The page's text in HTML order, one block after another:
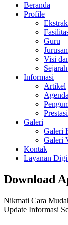
Beranda
Profile
Guru
Jurusan
Visi
Informasi
Artikel
Agenda
Prestasi
Galeri
Galeri
Galeri
Kontak
Layanan
Download
Nikmati Cara
Update Informasi